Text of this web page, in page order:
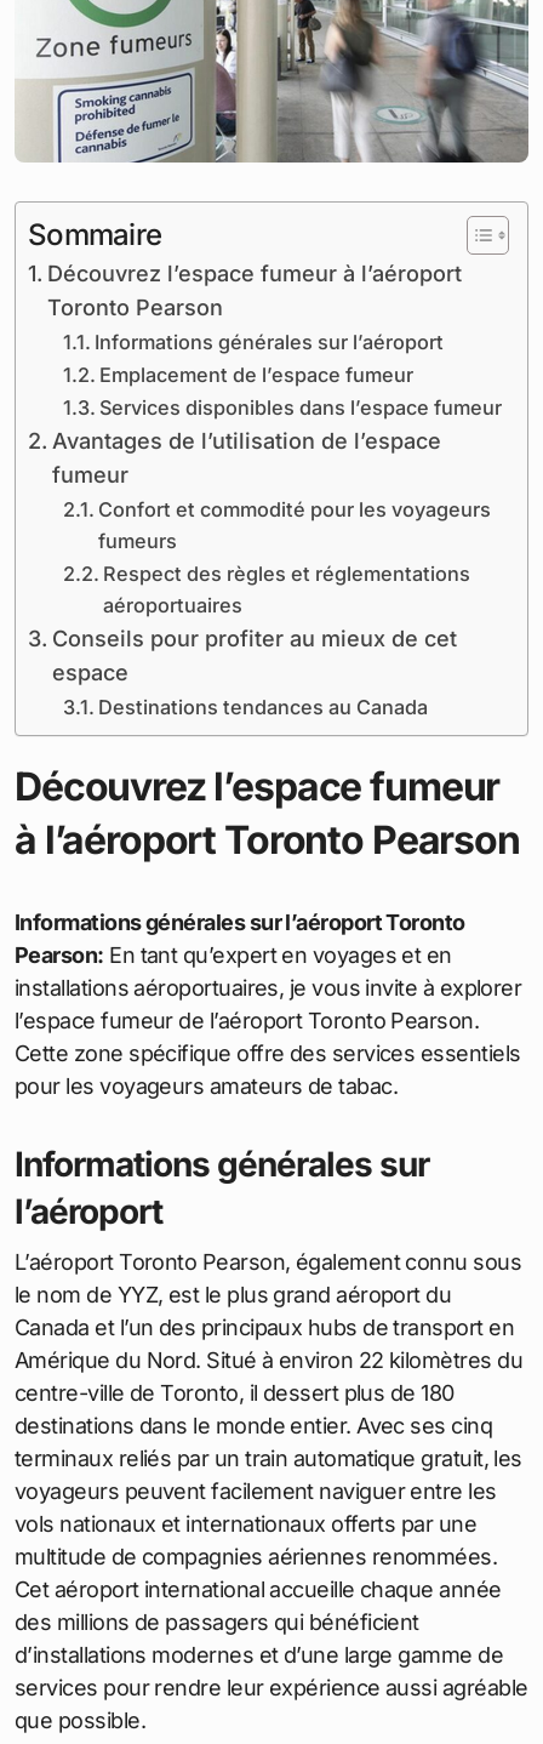
Sommaire
Découvrez l’espace fumeur à l’aéroport
Toronto Pearson
Informations générales sur l’aéroport
Emplacement de l’espace fumeur
Services disponibles dans l’espace fumeur
Avantages de l’utilisation de l’espace
fumeur
Confort et commodité pour les voyageurs
fumeurs
Respect des règles et réglementations
aéroportuaires
Conseils pour profiter au mieux de cet
espace
Destinations tendances au Canada
Découvrez l’espace fumeur
à l’aéroport Toronto Pearson
Informations générales sur l’aéroport Toronto
Pearson: En tant qu’expert en voyages et en
installations aéroportuaires, je vous invite à explorer
l’espace fumeur de l’aéroport Toronto Pearson.
Cette zone spécifique offre des services essentiels
pour les voyageurs amateurs de tabac.
Informations générales sur
l’aéroport
L’aéroport Toronto Pearson, également connu sous
le nom de YYZ, est le plus grand aéroport du
Canada et l’un des principaux hubs de transport en
Amérique du Nord. Situé à environ 22 kilomètres du
centre-ville de Toronto, il dessert plus de 180
destinations dans le monde entier. Avec ses cinq
terminaux reliés par un train automatique gratuit, les
voyageurs peuvent facilement naviguer entre les
vols nationaux et internationaux offerts par une
multitude de compagnies aériennes renommées.
Cet aéroport international accueille chaque année
des millions de passagers qui bénéficient
d’installations modernes et d’une large gamme de
services pour rendre leur expérience aussi agréable
que possible.